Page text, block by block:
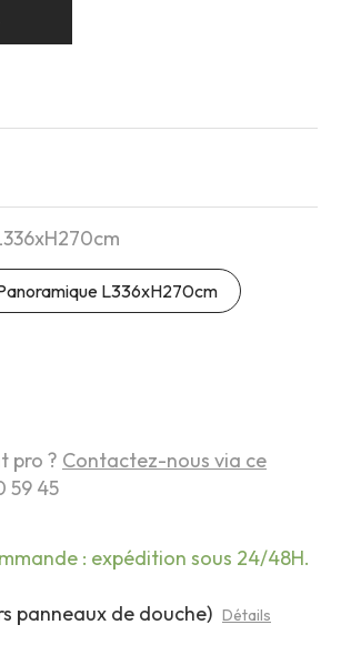
L336xH270cm
pro ? Contactez-nous via ce
59 45
: expédition sous 24/48H.
panneaux de douche) Détails